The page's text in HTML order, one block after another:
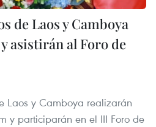
de Laos y Camboya
asistirán al Foro de
Laos y Camboya realizarán
y participarán en el III Foro de